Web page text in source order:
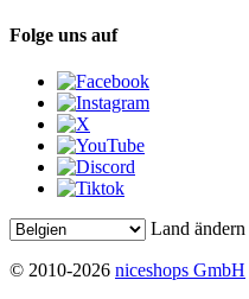
Folge uns auf
Land ändern
© 2010-2026 niceshops GmbH